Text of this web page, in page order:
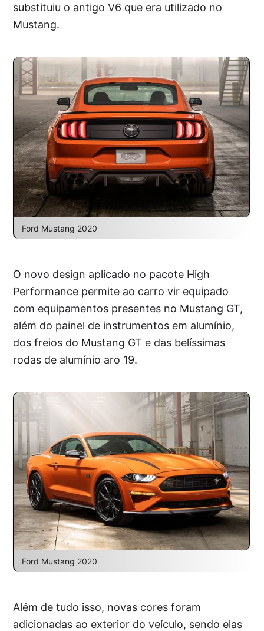
substituiu o antigo V6 que era utilizado no
Mustang.
Ford Mustang 2020
O novo design aplicado no pacote High
Performance permite ao carro vir equipado
com equipamentos presentes no Mustang GT,
além do painel de instrumentos em alumínio,
dos freios do Mustang GT e das belíssimas
rodas de alumínio aro 19.
Ford Mustang 2020
Além de tudo isso, novas cores foram
adicionadas ao exterior do veículo, sendo elas